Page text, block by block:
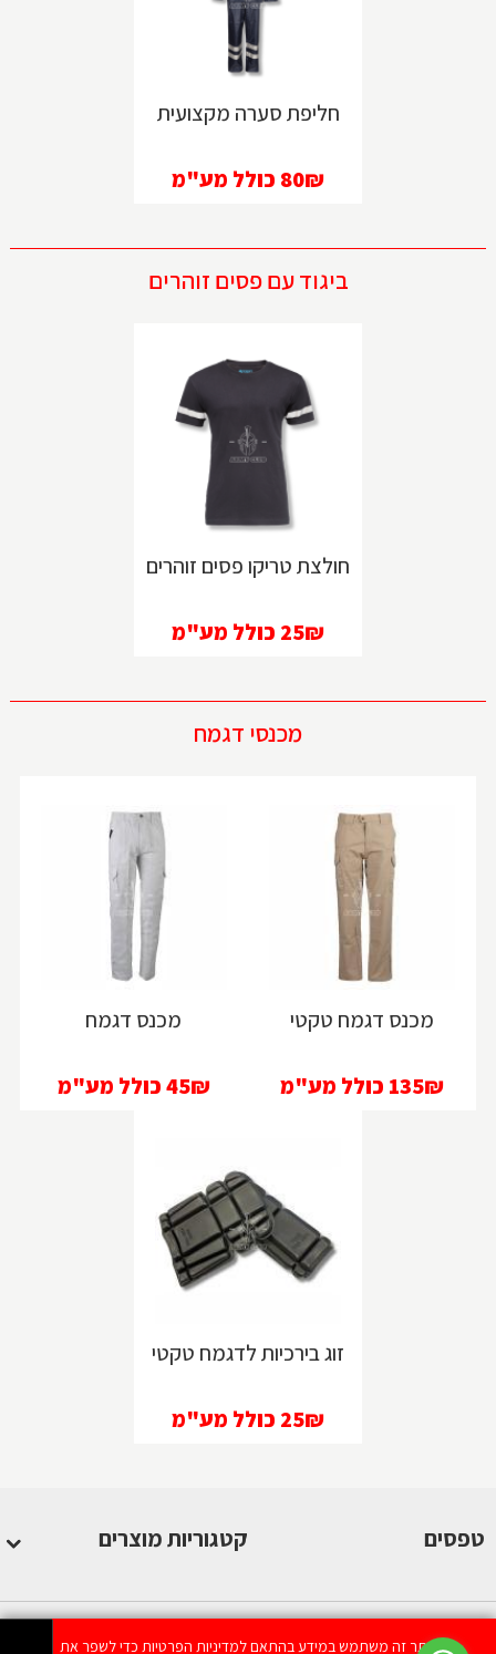
אתר זה משתמש במידע בהתאם למדיניות הפרטיות כדי לשפר את
חליפת סערה מקצועית
80₪ כולל מע"מ
ביגוד עם פסים זוהרים
חולצת טריקו פסים זוהרים
25₪ כולל מע"מ
מכנסי דגמח
מכנס דגמח טקטי
135₪ כולל מע"מ
מכנס דגמח
45₪כולל מע"מ
זוג בירכיות לדגמח טקטי
25₪ כולל מע"מ
טפסים קטגוריות מוצרים